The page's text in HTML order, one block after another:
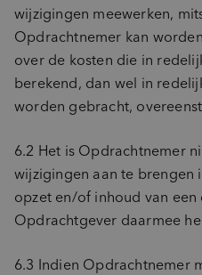
wijzigingen meewerken,
Opdrachtnemer kan
over de kosten die in
berekend, dan wel in
worden gebracht,
6.2 Het is Opdrachtnemer
wijzigingen aan te brengen
opzet en/of inhoud van
Opdrachtgever daarmee
6.3 Indien Opdrachtnemer